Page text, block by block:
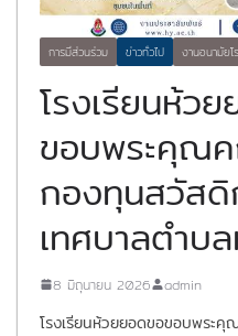
การมีส่วนร่วม ข่าวทั่วไป งานอนามัยโ
โรงเรียนห้ว
ขอบพระคุณ
กองทุนสวัสดิ
เทศบาลตำบ
8 มิถุนายน 2026 admin
โรงเรียนห้วยยอดขอขอบพระ